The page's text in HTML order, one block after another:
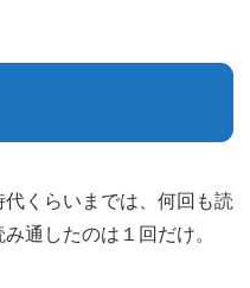
くらいまでは、何回も読
通したのは１回だけ。